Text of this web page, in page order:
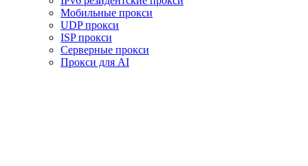
Мобильные прокси
UDP прокси
ISP прокси
Серверные прокси
Прокси для AI